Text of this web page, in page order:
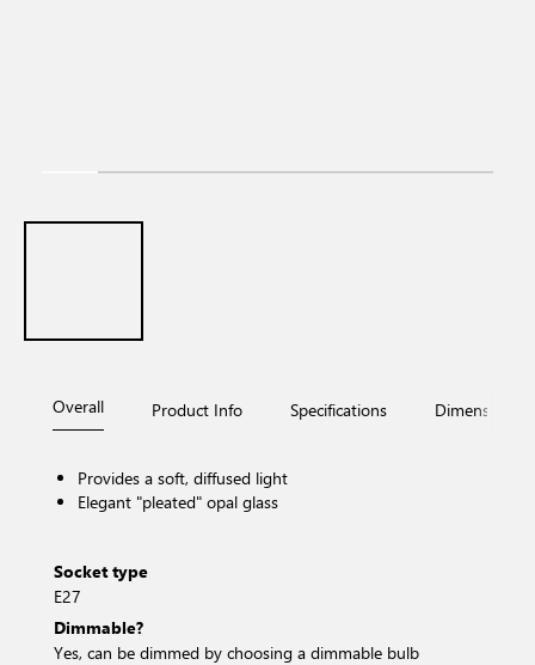
Overall Product Info Specifications Dimensions
Provides a soft, diffused light
Elegant "pleated" opal glass
Socket type
E27
Dimmable?
Yes, can be dimmed by choosing a dimmable bulb